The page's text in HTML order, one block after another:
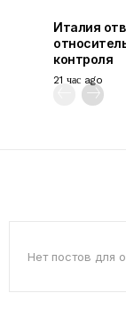
Италия
контроля
21 час ago
Нет постов для